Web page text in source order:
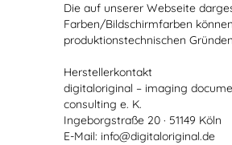
Die auf unserer Webseite
Farben/Bildschirmfarben
produktionstechnischen
Herstellerkontakt
digitaloriginal – imaging
consulting e. K.
Ingeborgstraße 20 · 51149 Köln
E-Mail: info@digitaloriginal.de